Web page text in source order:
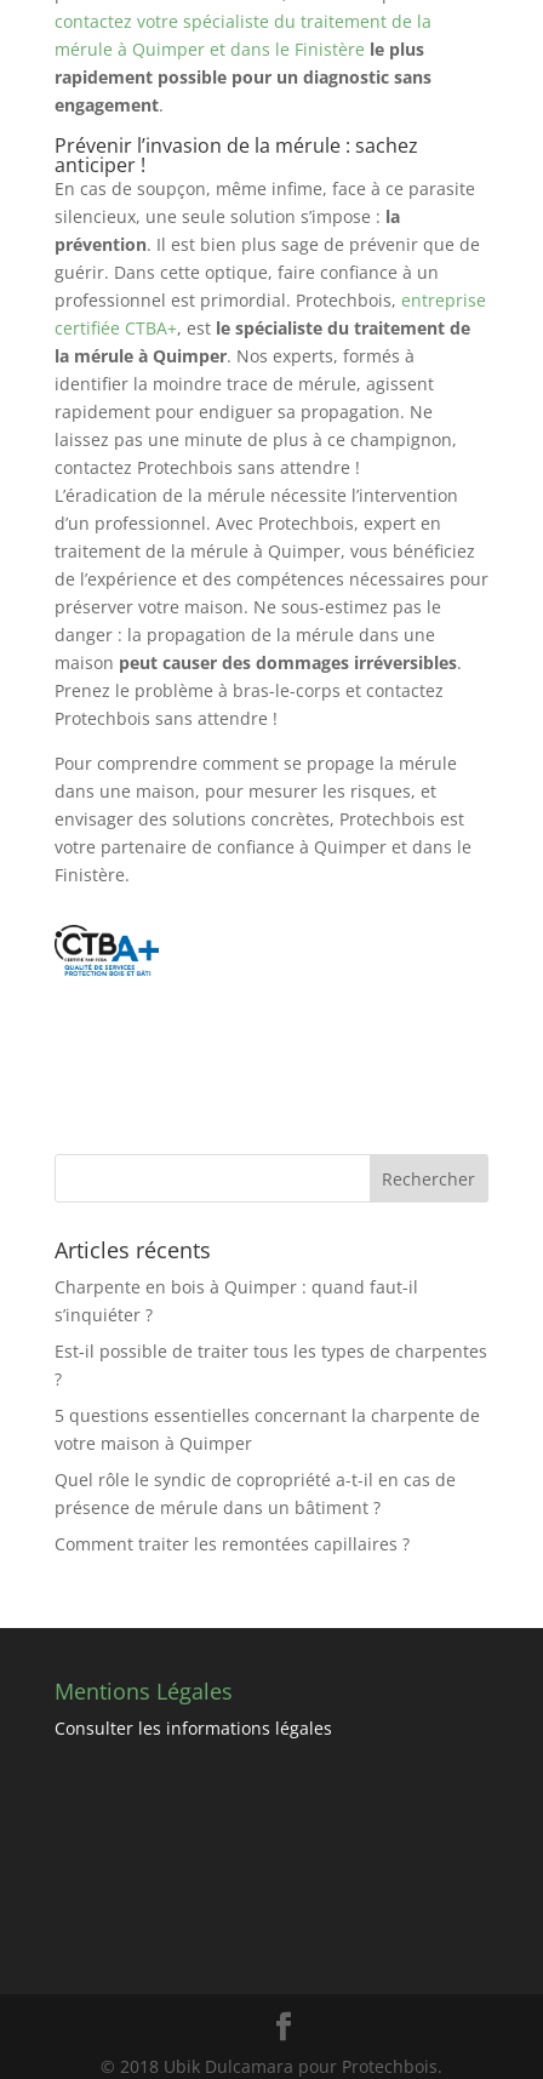
contactez votre spécialiste du traitement de la
mérule à Quimper et dans le Finistère le plus
rapidement possible pour un diagnostic sans
engagement.
Prévenir l’invasion de la mérule : sachez
anticiper !
En cas de soupçon, même infime, face à ce parasite
silencieux, une seule solution s’impose : la
prévention. Il est bien plus sage de prévenir que de
guérir. Dans cette optique, faire confiance à un
professionnel est primordial. Protechbois, entreprise
certifiée CTBA+, est le spécialiste du traitement de
la mérule à Quimper. Nos experts, formés à
identifier la moindre trace de mérule, agissent
rapidement pour endiguer sa propagation. Ne
laissez pas une minute de plus à ce champignon,
contactez Protechbois sans attendre !
L’éradication de la mérule nécessite l’intervention
d’un professionnel. Avec Protechbois, expert en
traitement de la mérule à Quimper, vous bénéficiez
de l’expérience et des compétences nécessaires pour
préserver votre maison. Ne sous-estimez pas le
danger : la propagation de la mérule dans une
maison peut causer des dommages irréversibles.
Prenez le problème à bras-le-corps et contactez
Protechbois sans attendre !
Pour comprendre comment se propage la mérule
dans une maison, pour mesurer les risques, et
envisager des solutions concrètes, Protechbois est
votre partenaire de confiance à Quimper et dans le
Finistère.
Articles récents
Charpente en bois à Quimper : quand faut-il
s’inquiéter ?
Est-il possible de traiter tous les types de charpentes
?
5 questions essentielles concernant la charpente de
votre maison à Quimper
Quel rôle le syndic de copropriété a-t-il en cas de
présence de mérule dans un bâtiment ?
Comment traiter les remontées capillaires ?
Mentions Légales
Consulter les informations légales
© 2018 Ubik Dulcamara pour Protechbois.